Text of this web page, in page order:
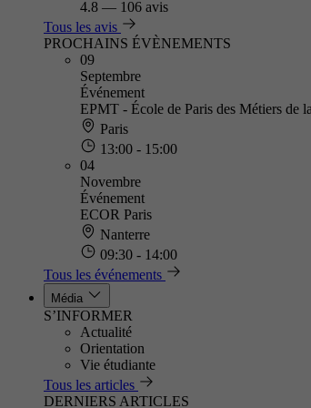
4.8 — 106 avis
Tous les avis
PROCHAINS ÉVÈNEMENTS
09
Septembre
Événement
EPMT - École de Paris des Métiers de
Paris
13:00 - 15:00
04
Novembre
Événement
ECOR Paris
Nanterre
09:30 - 14:00
Tous les événements
Média
S’INFORMER
Actualité
Orientation
Vie étudiante
Tous les articles
DERNIERS ARTICLES